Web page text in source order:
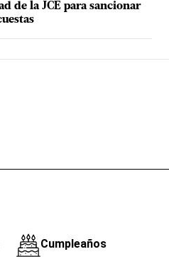
de la JCE para sancionar
Cumpleaños